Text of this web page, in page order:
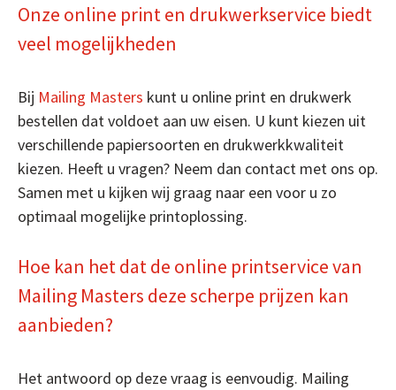
Onze online print en drukwerkservice biedt
veel mogelijkheden
Bij Mailing Masters kunt u online print en drukwerk
bestellen dat voldoet aan uw eisen. U kunt kiezen uit
verschillende papiersoorten en drukwerkkwaliteit
kiezen. Heeft u vragen? Neem dan contact met ons op.
Samen met u kijken wij graag naar een voor u zo
optimaal mogelijke printoplossing.
Hoe kan het dat de online printservice van
Mailing Masters deze scherpe prijzen kan
aanbieden?
Het antwoord op deze vraag is eenvoudig. Mailing